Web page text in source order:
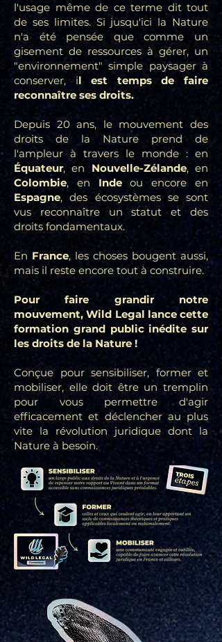
l'usage même de ce terme dit tout
de ses limites. Si jusqu'ici la Nature
n'a été pensée que comme un
gisement de ressources à gérer, un
"environnement" simple paysager à
conserver, il est temps de faire
reconnaître ses droits.
Depuis 20 ans, le mouvement des
droits de la Nature prend de
l'ampleur à travers le monde : en
Équateur, en Nouvelle-Zélande, en
Colombie, en Indeou encore en
Espagne, des écosystèmes se sont
vus reconnaître un statut et des
droits fondamentaux.
En France, les choses bougent aussi,
mais il reste encore tout à construire.
Pour faire grandir notre
mouvement, Wild Legal lance cette
formation grand public inédite sur
les droits de la Nature !
Conçue pour sensibiliser, former et
mobiliser, elle doit être un tremplin
pour vous permettre d'agir
efficacement et déclencher au plus
vite la révolution juridique dont la
Nature à besoin.